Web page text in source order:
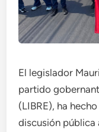
El legislador
partido
(LIBRE), ha
discusión